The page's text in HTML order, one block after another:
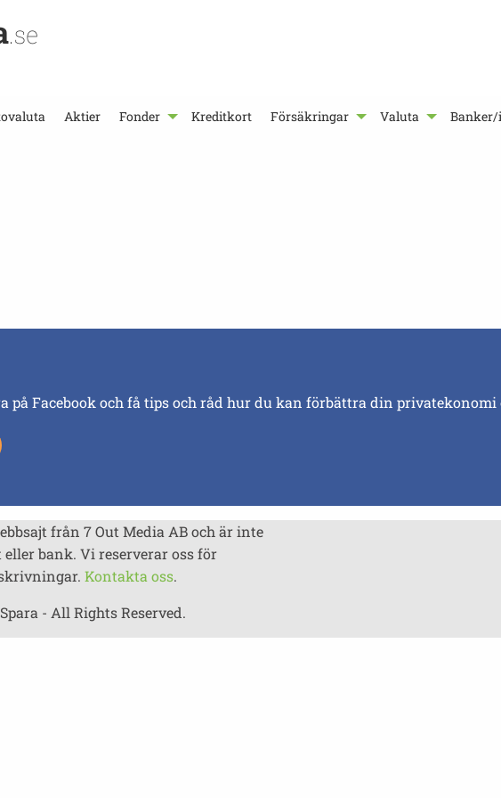
.se
Aktier Fonder Kreditkort Försäkringar Valuta
på Facebook och få tips och råd hur du kan förbättra din
från 7 Out Media AB och är inte
bank. Vi reserverar oss för
Kontakta oss.
- All Rights Reserved.